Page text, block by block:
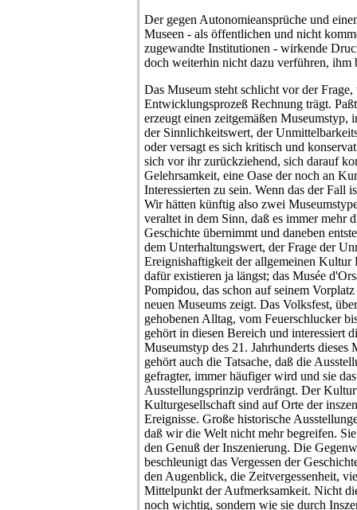
Der gegen Autonomieansprüche und
Museen - als öffentlichen und nicht
zugewandte Institutionen - wirkende
doch weiterhin nicht dazu verführen, ihm
Das Museum steht schlicht vor der
Entwicklungsprozeß Rechnung trägt.
erzeugt einen zeitgemäßen Museumstyp,
der Sinnlichkeitswert, der
oder versagt es sich kritisch und
sich vor ihr zurückziehend, sich darauf
Gelehrsamkeit, eine Oase der noch an
Interessierten zu sein. Wenn das der Fall
Wir hätten künftig also zwei
veraltet in dem Sinn, daß es immer mehr
Geschichte übernimmt und daneben
dem Unterhaltungswert, der Frage der
Ereignishaftigkeit der allgemeinen Kultur
dafür existieren ja längst; das Musée
Pompidou, das schon auf seinem
neuen Museums zeigt. Das Volksfest,
gehobenen Alltag, vom Feuerschlucker
gehört in diesen Bereich und interessiert
Museumstyp des 21. Jahrhunderts
gehört auch die Tatsache, daß die
gefragter, immer häufiger wird und sie
Ausstellungsprinzip verdrängt. Der
Kulturgesellschaft sind auf Orte der
Ereignisse. Große historische
daß wir die Welt nicht mehr begreifen.
den Genuß der Inszenierung. Die
beschleunigt das Vergessen der
den Augenblick, die Zeitvergessenheit,
Mittelpunkt der Aufmerksamkeit. Nicht
noch wichtig, sondern wie sie durch